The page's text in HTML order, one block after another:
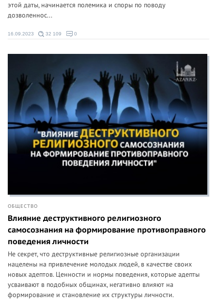
этой даты, начинается полемика и споры по поводу
дозволеннос...
16.09.2023 32 109 0
ОБЩЕСТВО
Влияние деструктивного религиозного
самосознания на формирование противоправного
поведения личности
Не секрет, что деструктивные религиозные организации
нацелены на привлечение молодых людей, в качестве своих
новых адептов. Ценности и нормы поведения, которые адепты
усваивают в подобных общинах, негативно влияют на
формирование и становление их структуры личности.